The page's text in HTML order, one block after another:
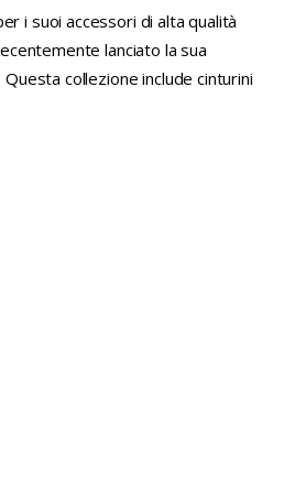
i suoi accessori di alta qualità
lanciato la sua
collezione include cinturini